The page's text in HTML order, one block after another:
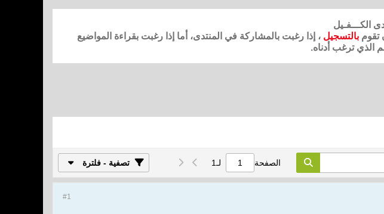
الكـــفـيل
تقوم بالتسجيل ، إذا رغبت بالمشاركة في المنتدى، أما إذا رغبت بقراءة المواضيع
الذي ترغب أدناه.
الصفحة لـ1 تصفية - فلترة
#1